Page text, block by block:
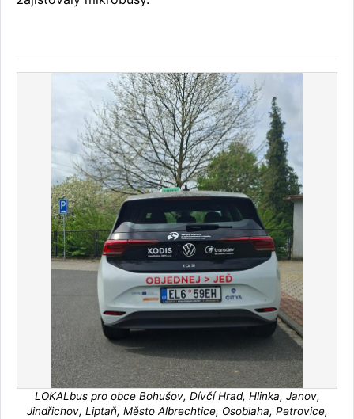
LOKALbus pro obce Bohušov, Dívčí Hrad, Hlinka, Janov,
Jindřichov, Liptaň, Město Albrechtice, Osoblaha, Petrovice,